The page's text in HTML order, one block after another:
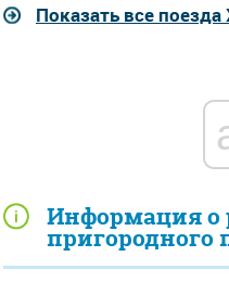
Информация о
пригородного
Показать все